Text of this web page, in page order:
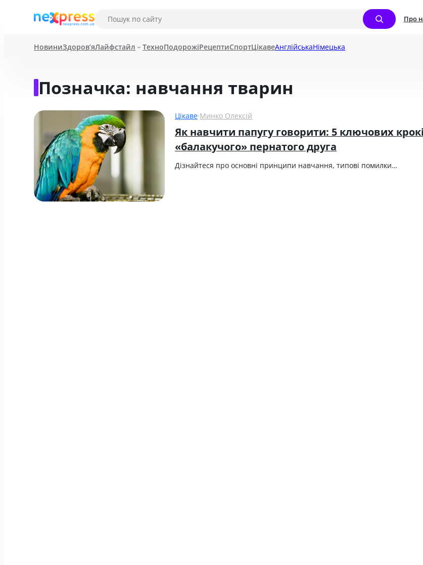
Про
НовиниЗдоров’яЛайфстайл ТехноПодорожіРецептиСпортЦікавеАнглійськаНімецька
Позначка: навчання тварин
Цікаве·Минко Олексій
Як навчити папугу говорити: 5 ключових
«балакучого» пернатого друга
Дізнайтеся про основні принципи навчання, типові помилки…